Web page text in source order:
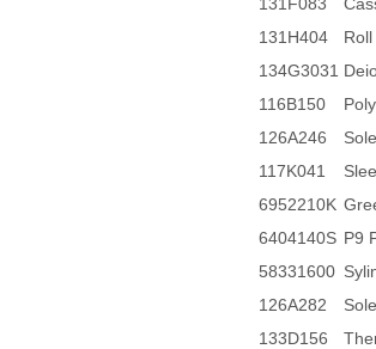
131H404
134G3031
116B150
126A246
117K041
6952210K
6404140S P9
58331600
126A282
133D156